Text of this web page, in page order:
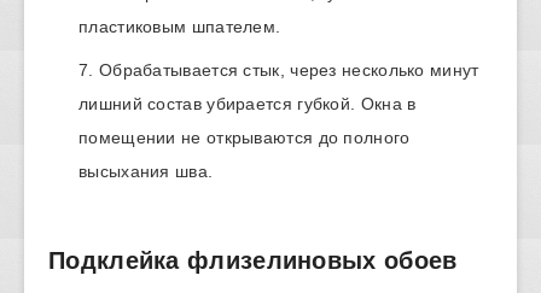
пластиковым шпателем.
Обрабатывается стык, через несколько минут
лишний состав убирается губкой. Окна в
помещении не открываются до полного
высыхания шва.
Подклейка флизелиновых обоев